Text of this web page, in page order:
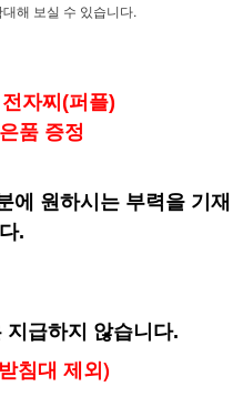
해 보실 수 있습니다.
자찌(퍼플)
품 증정
에 원하시는 부력을 기재
.
지급하지 않습니다.
침대 제외)